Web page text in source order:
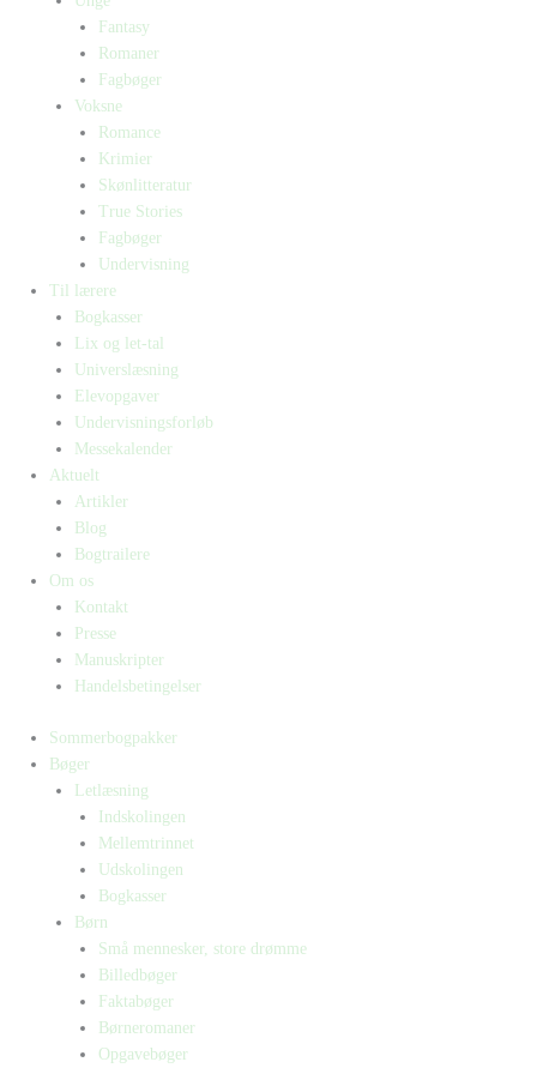
Fantasy
Romaner
Fagbøger
Voksne
Romance
Krimier
Skønlitteratur
True Stories
Fagbøger
Undervisning
Til lærere
Bogkasser
Lix og let-tal
Universlæsning
Elevopgaver
Undervisningsforløb
Messekalender
Aktuelt
Artikler
Blog
Bogtrailere
Om os
Kontakt
Presse
Manuskripter
Handelsbetingelser
Sommerbogpakker
Bøger
Letlæsning
Indskolingen
Mellemtrinnet
Udskolingen
Bogkasser
Børn
Små mennesker, store drømme
Billedbøger
Faktabøger
Børneromaner
Opgavebøger